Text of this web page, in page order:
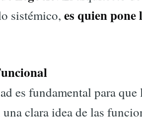
sistémico, es quien
es fundamental para
clara idea de las